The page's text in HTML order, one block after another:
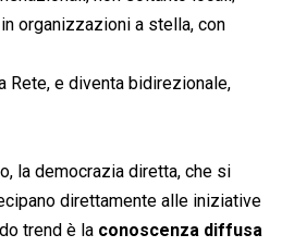
5
1
6
organizzazioni a stella, con
Rete, e diventa bidirezionale,
la democrazia diretta, che si
direttamente alle iniziative
trend è la conoscenza diffusa